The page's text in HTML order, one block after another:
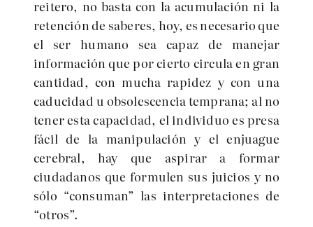
reitero, no basta con la acumulación ni la
retención de saberes, hoy, es necesario que
el ser humano sea capaz de manejar
información que por cierto circula en gran
cantidad, con mucha rapidez y con una
caducidad u obsolescencia temprana; al no
tener esta capacidad, el individuo es presa
fácil de la manipulación y el enjuague
cerebral, hay que aspirar a formar
ciudadanos que formulen sus juicios y no
sólo “consuman” las interpretaciones de
“otros”.